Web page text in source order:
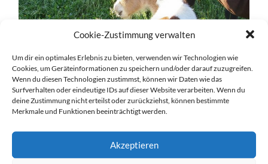
Cookie-Zustimmung verwalten
Um dir ein optimales Erlebnis zu bieten, verwenden wir Technologien wie
Cookies, um Geräteinformationen zu speichern und/oder darauf zuzugreifen.
Wenn du diesen Technologien zustimmst, können wir Daten wie das
Surfverhalten oder eindeutige IDs auf dieser Website verarbeiten. Wenn du
deine Zustimmung nicht erteilst oder zurückziehst, können bestimmte
Merkmale und Funktionen beeinträchtigt werden.
Akzeptieren
xl008.jpg